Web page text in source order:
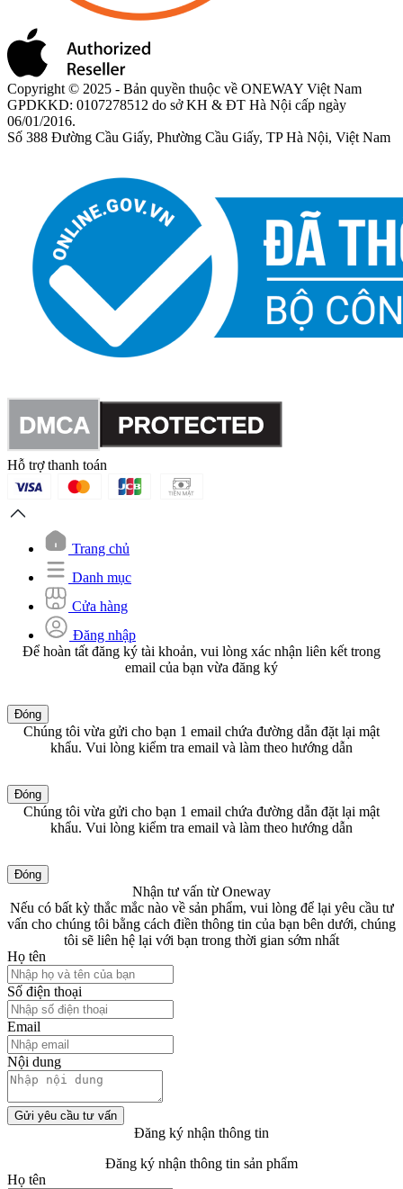
Copyright © 2025 - Bản quyền thuộc về ONEWAY Việt Nam
GPDKKD: 0107278512 do sở KH & ĐT Hà Nội cấp ngày
06/01/2016.
Số 388 Đường Cầu Giấy, Phường Cầu Giấy, TP Hà Nội, Việt Nam
Hỗ trợ thanh toán
Trang chủ
Danh mục
Cửa hàng
Đăng nhập
Để hoàn tất đăng ký tài khoản, vui lòng xác nhận liên kết trong
email của bạn vừa đăng ký
Đóng
Chúng tôi vừa gửi cho bạn 1 email chứa đường dẫn đặt lại mật
khẩu. Vui lòng kiểm tra email và làm theo hướng dẫn
Đóng
Chúng tôi vừa gửi cho bạn 1 email chứa đường dẫn đặt lại mật
khẩu. Vui lòng kiểm tra email và làm theo hướng dẫn
Đóng
Nhận tư vấn từ Oneway
Nếu có bất kỳ thắc mắc nào về sản phẩm, vui lòng để lại yêu cầu tư
vấn cho chúng tôi bằng cách điền thông tin của bạn bên dưới, chúng
tôi sẽ liên hệ lại với bạn trong thời gian sớm nhất
Họ tên
Số điện thoại
Email
Nội dung
Gửi yêu cầu tư vấn
Đăng ký nhận thông tin
Đăng ký nhận thông tin sản phẩm
Họ tên